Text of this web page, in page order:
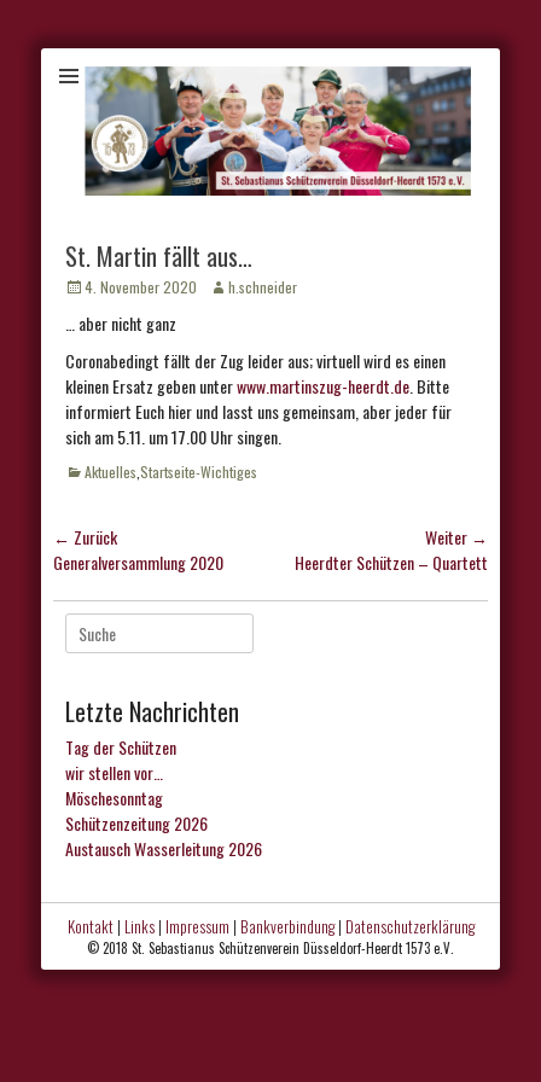
St. Martin fällt aus…
Veröffentlicht
4. November 2020 Autorh.schneider
… aber nicht ganz
Coronabedingt fällt der Zug leider aus; virtuell wird es einen
kleinen Ersatz geben unterwww.martinszug-heerdt.de . Bitte
informiert Euch hier und lasst uns gemeinsam, aber jeder für
sich am 5.11. um 17.00 Uhr singen.
Kategorien
Aktuelles Startseite-Wichtiges
Beitragsnavigation
← Zurück
Vorhergehender
Generalversammlung 2020
Weiter →
Nächster
Heerdter Schützen – Quartett
Suche
nach:
Letzte Nachrichten
Tag der Schützen
wir stellen vor…
Möschesonntag
Schützenzeitung 2026
Austausch Wasserleitung 2026
Kontakt| Links| Impressum | Bankverbindung| Datenschutzerklärung
© 2018 St. Sebastianus Schützenverein Düsseldorf-Heerdt 1573 e.V.